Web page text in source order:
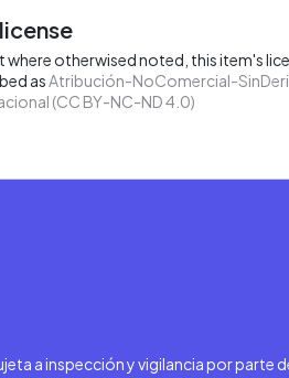
where otherwised noted, this item's
as Atribución-NoComercial-
(CC BY-NC-ND 4.0)
a inspección y vigilancia por parte